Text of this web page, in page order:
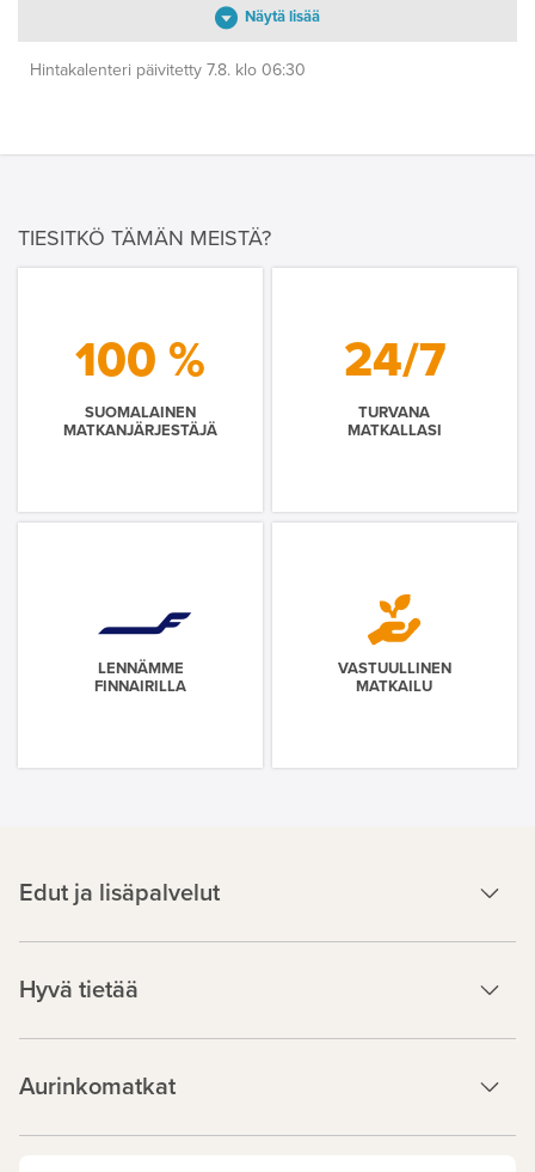
Näytä lisää
Hintakalenteri päivitetty 7.8. klo 06:30
TIESITKÖ TÄMÄN MEISTÄ?
100 %
SUOMALAINEN
MATKANJÄRJESTÄJÄ
24/7
TURVANA
MATKALLASI
LENNÄMME
FINNAIRILLA
VASTUULLINEN
MATKAILU
Edut ja lisäpalvelut
Hyvä tietää
Aurinkomatkat